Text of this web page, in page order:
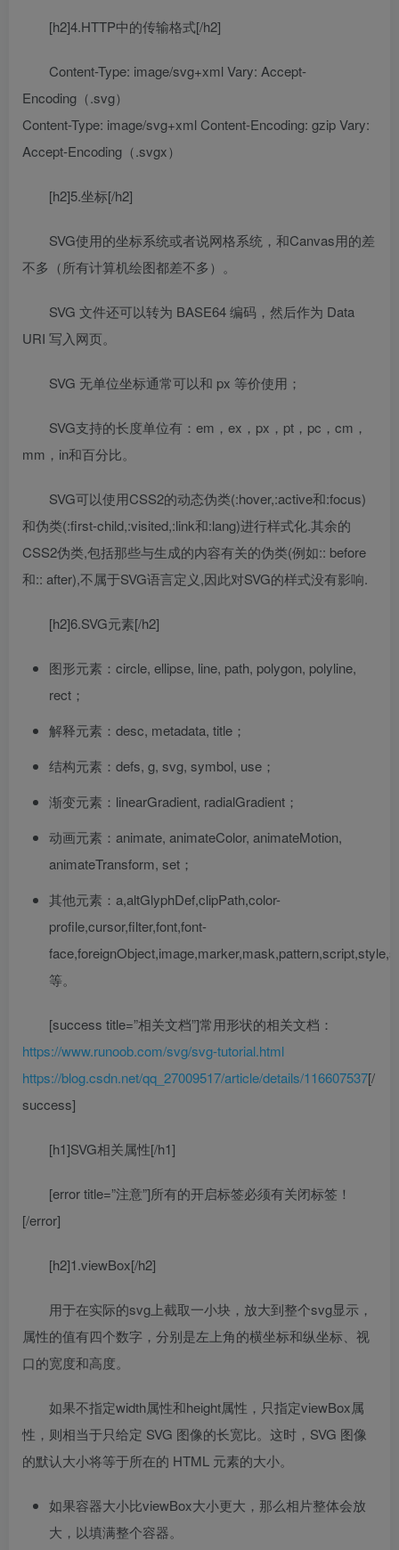
[h2]4.HTTP中的传输格式[/h2]
Content-Type: image/svg+xml Vary: Accept-
Encoding（.svg）
Content-Type: image/svg+xml Content-Encoding: gzip Vary:
Accept-Encoding（.svgx）
[h2]5.坐标[/h2]
SVG使用的坐标系统或者说网格系统，和Canvas用的差
不多（所有计算机绘图都差不多）。
SVG 文件还可以转为 BASE64 编码，然后作为 Data
URI 写入网页。
SVG 无单位坐标通常可以和 px 等价使用；
SVG支持的长度单位有：em，ex，px，pt，pc，cm，
mm，in和百分比。
SVG可以使用CSS2的动态伪类(:hover,:active和:focus)
和伪类(:first-child,:visited,:link和:lang)进行样式化.其余的
CSS2伪类,包括那些与生成的内容有关的伪类(例如:: before
和:: after),不属于SVG语言定义,因此对SVG的样式没有影响.
[h2]6.SVG元素[/h2]
图形元素：circle, ellipse, line, path, polygon, polyline,
rect；
解释元素：desc, metadata, title；
结构元素：defs, g, svg, symbol, use；
渐变元素：linearGradient, radialGradient；
动画元素：animate, animateColor, animateMotion,
animateTransform, set；
其他元素：a,altGlyphDef,clipPath,color-
profile,cursor,filter,font,font-
等。
[success title=”相关文档”]常用形状的相关文档：
https://www.runoob.com/svg/svg-tutorial.html
https://blog.csdn.net/qq_27009517/article/details/116607537[/
success]
[h1]SVG相关属性[/h1]
[error title=”注意”]所有的开启标签必须有关闭标签！
[/error]
[h2]1.viewBox[/h2]
用于在实际的svg上截取一小块，放大到整个svg显示，
属性的值有四个数字，分别是左上角的横坐标和纵坐标、视
口的宽度和高度。
如果不指定width属性和height属性，只指定viewBox属
性，则相当于只给定 SVG 图像的长宽比。这时，SVG 图像
的默认大小将等于所在的 HTML 元素的大小。
如果容器大小比viewBox大小更大，那么相片整体会放
大，以填满整个容器。